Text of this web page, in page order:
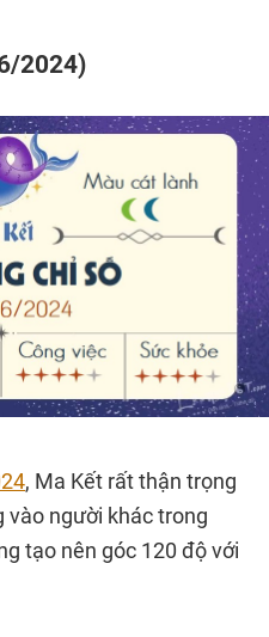
2024)
, Ma Kết rất thận trọng
vào người khác trong
tạo nên góc 120 độ với